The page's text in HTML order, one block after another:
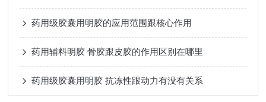
药用级胶囊用明胶的应用范围跟核心作用
药用辅料明胶 骨胶跟皮胶的作用区别在哪里
药用级胶囊用明胶 抗冻性跟动力有没有关系